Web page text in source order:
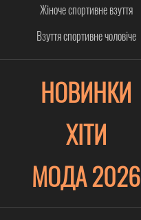
Жіноче спортивне взуття
Взуття спортивне чоловіче
НОВИНКИ
ХІТИ
МОДА 2026